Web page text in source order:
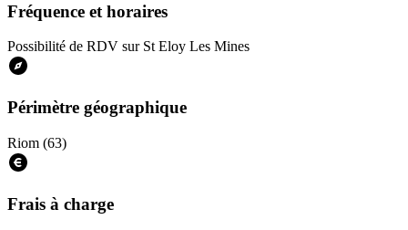
Fréquence et horaires
Possibilité de RDV sur St Eloy Les Mines
Périmètre géographique
Riom (63)
Frais à charge